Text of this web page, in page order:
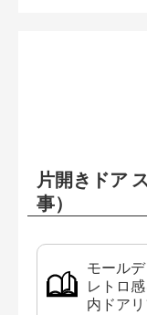
片開きドア
事）
モール
レトロ
内ドア